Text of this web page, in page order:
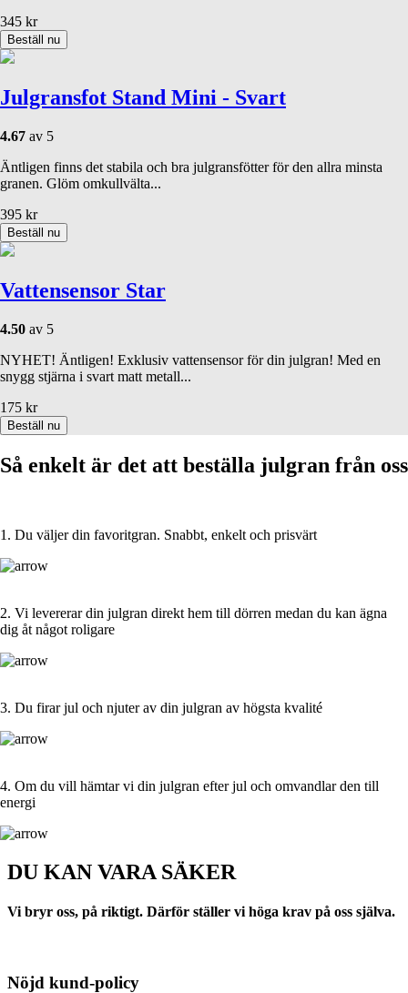
345 kr
Beställ nu
Julgransfot Stand Mini - Svart
4.67 av 5
Äntligen finns det stabila och bra julgransfötter för den allra minsta
granen. Glöm omkullvälta...
395 kr
Beställ nu
Vattensensor Star
4.50 av 5
NYHET! Äntligen! Exklusiv vattensensor för din julgran! Med en
snygg stjärna i svart matt metall...
175 kr
Beställ nu
Så enkelt är det att beställa julgran från oss
1. Du väljer din favoritgran. Snabbt, enkelt och prisvärt
2. Vi levererar din julgran direkt hem till dörren medan du kan ägna
dig åt något roligare
3. Du firar jul och njuter av din julgran av högsta kvalité
4. Om du vill hämtar vi din julgran efter jul och omvandlar den till
energi
DU KAN VARA SÄKER
Vi bryr oss, på riktigt. Därför ställer vi höga krav på oss själva.
Nöjd kund-policy